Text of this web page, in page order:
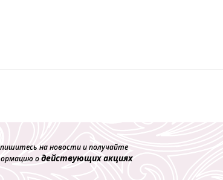
на новости и получайте
одействующих акциях